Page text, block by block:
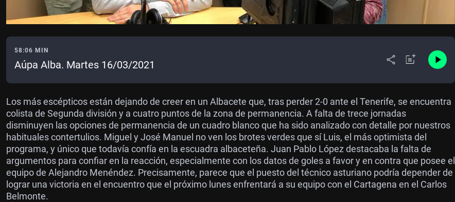
58:06 MIN
Aúpa Alba. Martes 16/03/2021
Los más escépticos están dejando de creer en un Albacete que, tras perder 2-0 ante el Tenerife, se encuentra
colista de Segunda división y a cuatro puntos de la zona de permanencia. A falta de trece jornadas
disminuyen las opciones de permanencia de un cuadro blanco que ha sido analizado con detalle por nuestros
habituales contertulios. Miguel y José Manuel no ven los brotes verdes que sí Luis, el más optimista del
programa, y único que todavía confía en la escuadra albaceteña. Juan Pablo López destacaba la falta de
argumentos para confiar en la reacción, especialmente con los datos de goles a favor y en contra que posee el
equipo de Alejandro Menéndez. Precisamente, parece que el puesto del técnico asturiano podría depender de
lograr una victoria en el encuentro que el próximo lunes enfrentará a su equipo con el Cartagena en el Carlos
Belmonte.